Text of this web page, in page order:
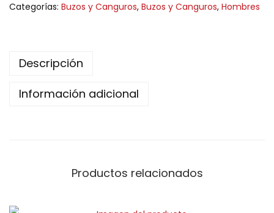
Categorías: Buzos y Canguros, Buzos y Canguros, Hombres
Descripción
Información adicional
Productos relacionados